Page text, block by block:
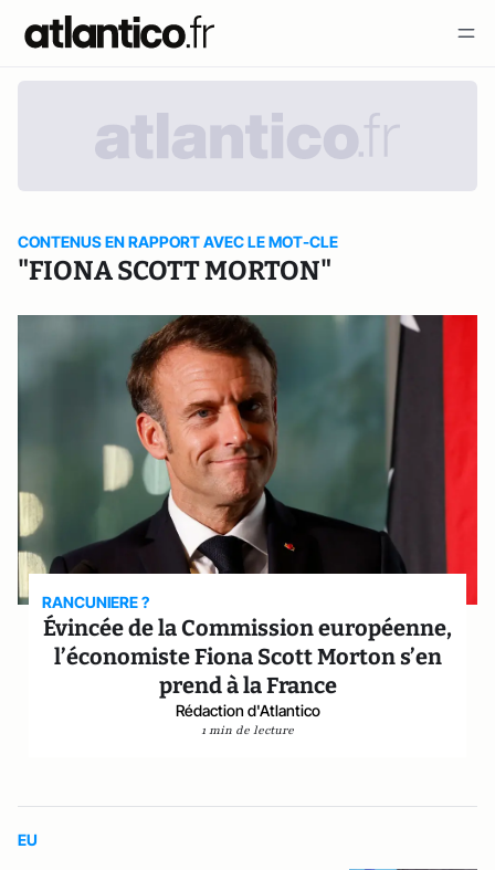
CONTENUS EN RAPPORT AVEC LE MOT-CLE
"FIONA SCOTT MORTON"
RANCUNIERE ?
Évincée de la Commission européenne,
l’économiste Fiona Scott Morton s’en
prend à la France
Rédaction d'Atlantico
1 min de lecture
EU